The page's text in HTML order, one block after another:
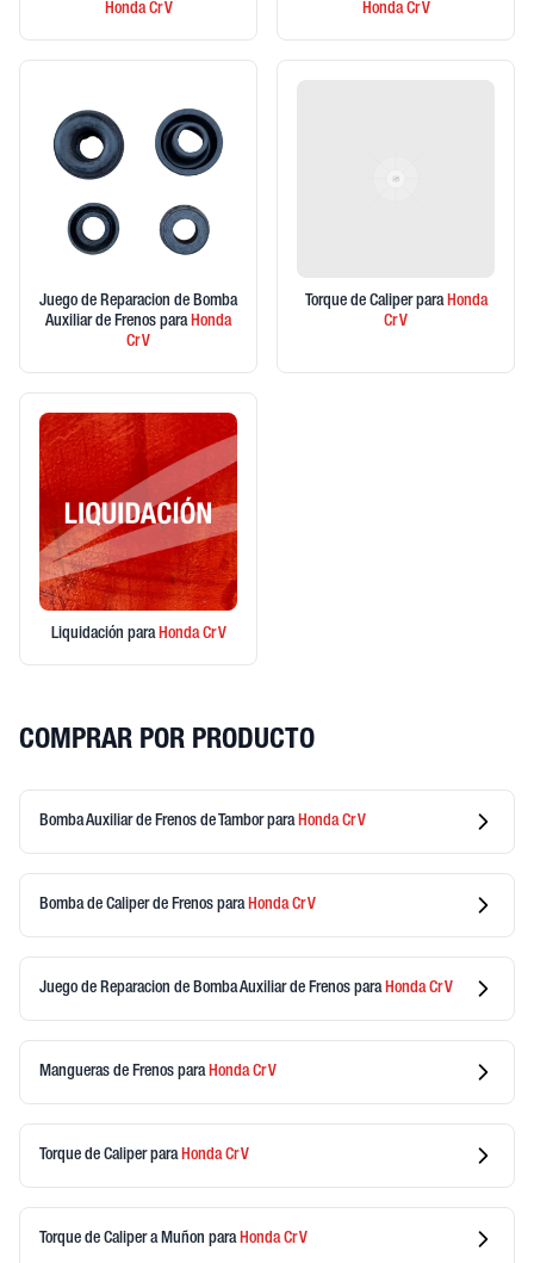
HondaCr V
HondaCr V
Juego de Reparacion de Bomba
Auxiliar de Frenos paraHonda
Cr V
Torque de Caliper paraHonda
Cr V
Liquidación paraHondaCr V
COMPRAR POR PRODUCTO
Bomba Auxiliar de Frenos de Tamborpara HondaCr V
Bomba de Caliper de Frenos para HondaCr V
Juego de Reparacion de Bomba Auxiliar de Frenos para HondaCr V
Mangueras de Frenos para HondaCr V
Torque de Caliperpara HondaCr V
Torque de Caliper a Muñon para HondaCr V